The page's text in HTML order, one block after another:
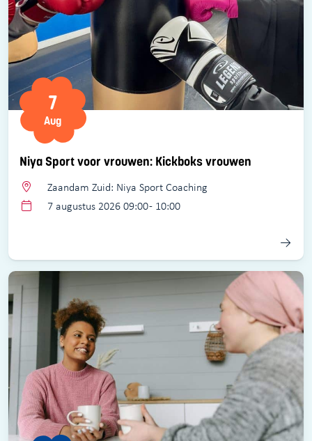
Niya Sport voor vrouwen: Kickboks vrouwen
7
Aug
Zaandam Zuid: Niya Sport Coaching
7 augustus 2026 09:00 - 10:00